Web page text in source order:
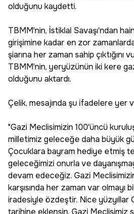
olduğunu kaydetti.
TBMM'nin, İstiklal Savaşı'ndan
girişimine kadar en zor
şiarına her zaman sahip çıktığını
TBMM'nin, yeryüzünün iki kere
olduğunu aktardı.
Çelik, mesajında şu ifadelere yer
"Gazi Meclisimizin 100'üncü
milletimiz geleceğe daha büyük
Çocuklara bayram hediye etmiş
geleceğimizi onurla ve
devam edeceğiz. Gazi
karşısında her zaman var olmayı
iradesiyle özdeştir. Nice yüzyıllar
tarihine eklensin. Gazi Meclisimiz